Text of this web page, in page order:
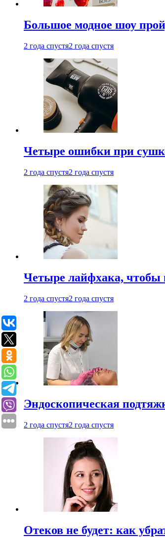
Большое модное шоу
2 года спустя2 года спустя
Четыре ошибки при
2 года спустя2 года спустя
Четыре лайфхака,
2 года спустя2 года спустя
Эндоскопическая
2 года спустя2 года спустя
Отеков не будет: как